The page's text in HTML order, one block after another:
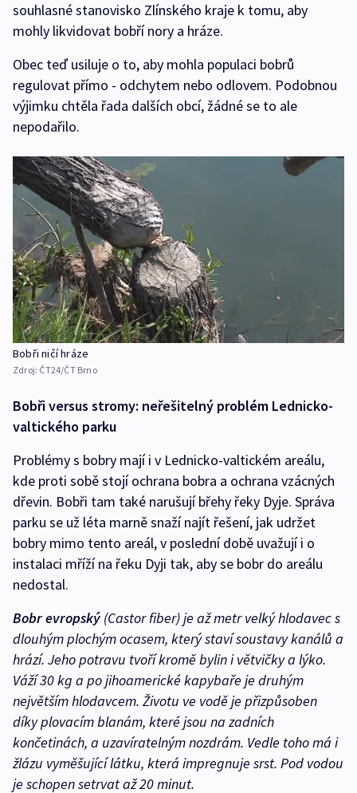
souhlasné stanovisko Zlínského kraje k tomu, aby
mohly likvidovat bobří nory a hráze.
Obec teď usiluje o to, aby mohla populaci bobrů
regulovat přímo - odchytem nebo odlovem. Podobnou
výjimku chtěla řada dalších obcí, žádné se to ale
nepodařilo.
Bobři ničí hráze
Zdroj: ČT24/ČT Brno
Bobři versus stromy: neřešitelný problém Lednicko-
valtického parku
Problémy s bobry mají i v Lednicko-valtickém areálu,
kde proti sobě stojí ochrana bobra a ochrana vzácných
dřevin. Bobři tam také narušují břehy řeky Dyje. Správa
parku se už léta marně snaží najít řešení, jak udržet
bobry mimo tento areál, v poslední době uvažují i o
instalaci mříží na řeku Dyji tak, aby se bobr do areálu
nedostal.
Bobr evropský (Castor fiber) je až metr velký hlodavec s
dlouhým plochým ocasem, který staví soustavy kanálů a
hrází. Jeho potravu tvoří kromě bylin i větvičky a lýko.
Váží 30 kg a po jihoamerické kapybaře je druhým
největším hlodavcem. Životu ve vodě je přizpůsoben
díky plovacím blanám, které jsou na zadních
končetinách, a uzavíratelným nozdrám. Vedle toho má i
žlázu vyměšující látku, která impregnuje srst. Pod vodou
je schopen setrvat až 20 minut.